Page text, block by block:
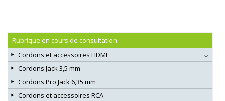
Rubrique en cours de consultation
Cordons et accessoires HDMI
Cordons Jack 3,5 mm
Cordons Pro Jack 6,35 mm
Cordons et accessoires RCA